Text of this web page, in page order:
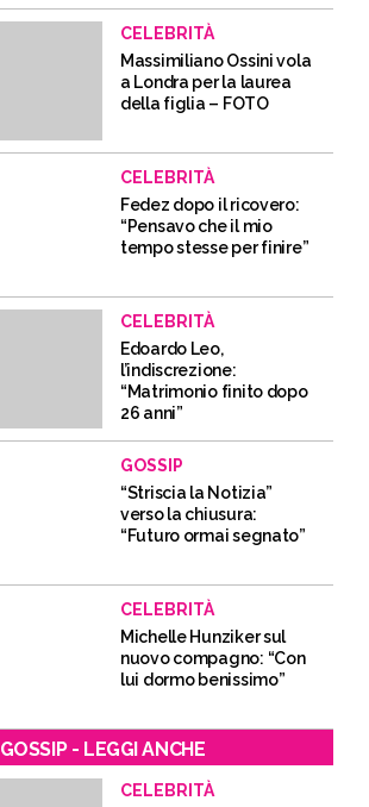
CELEBRITÀ
Massimiliano Ossini vola
a Londra per la laurea
della figlia – FOTO
CELEBRITÀ
Fedez dopo il ricovero:
“Pensavo che il mio
tempo stesse per finire”
CELEBRITÀ
Edoardo Leo,
l’indiscrezione:
“Matrimonio finito dopo
26 anni”
GOSSIP
“Striscia la Notizia”
verso la chiusura:
“Futuro ormai segnato”
CELEBRITÀ
Michelle Hunziker sul
nuovo compagno: “Con
lui dormo benissimo”
GOSSIP - LEGGI ANCHE
CELEBRITÀ